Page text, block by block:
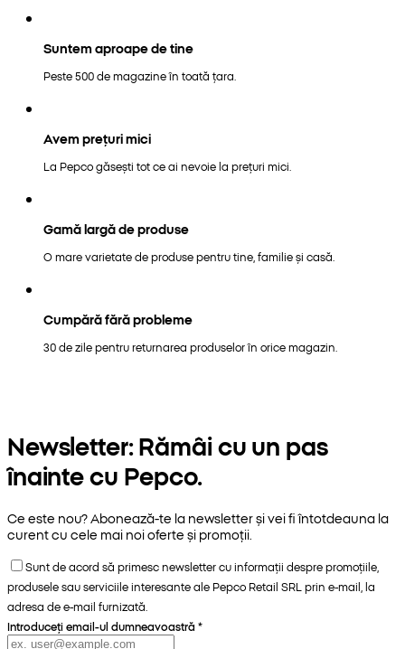
Suntem aproape de tine
Peste 500 de magazine în toată țara.
Avem prețuri mici
La Pepco găsești tot ce ai nevoie la prețuri mici.
Gamă largă de produse
O mare varietate de produse pentru tine, familie și casă.
Cumpără fără probleme
30 de zile pentru returnarea produselor în orice magazin.
Newsletter: Rămâi cu un pas
înainte cu Pepco.
Ce este nou? Abonează-te la newsletter și vei fi întotdeauna la
curent cu cele mai noi oferte și promoții.
Sunt de acord să primesc newsletter cu informații despre promoțiile,
produsele sau serviciile interesante ale Pepco Retail SRL prin e-mail, la
adresa de e-mail furnizată.
Introduceți email-ul dumneavoastră *